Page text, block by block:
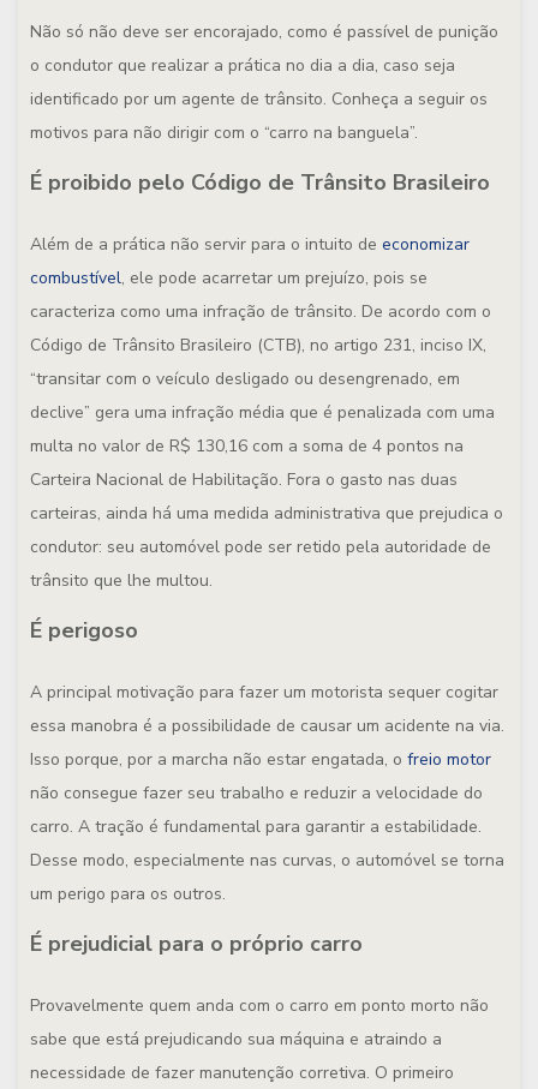
Não só não deve ser encorajado, como é passível de punição
o condutor que realizar a prática no dia a dia, caso seja
identificado por um agente de trânsito. Conheça a seguir os
motivos para não dirigir com o “carro na banguela”.
É proibido pelo Código de Trânsito Brasileiro
Além de a prática não servir para o intuito de economizar
combustível, ele pode acarretar um prejuízo, pois se
caracteriza como uma infração de trânsito. De acordo com o
Código de Trânsito Brasileiro (CTB), no artigo 231, inciso IX,
“transitar com o veículo desligado ou desengrenado, em
declive” gera uma infração média que é penalizada com uma
multa no valor de R$ 130,16 com a soma de 4 pontos na
Carteira Nacional de Habilitação. Fora o gasto nas duas
carteiras, ainda há uma medida administrativa que prejudica o
condutor: seu automóvel pode ser retido pela autoridade de
trânsito que lhe multou.
É perigoso
A principal motivação para fazer um motorista sequer cogitar
essa manobra é a possibilidade de causar um acidente na via.
Isso porque, por a marcha não estar engatada, o freio motor
não consegue fazer seu trabalho e reduzir a velocidade do
carro. A tração é fundamental para garantir a estabilidade.
Desse modo, especialmente nas curvas, o automóvel se torna
um perigo para os outros.
É prejudicial para o próprio carro
Provavelmente quem anda com o carro em ponto morto não
sabe que está prejudicando sua máquina e atraindo a
necessidade de fazer manutenção corretiva. O primeiro